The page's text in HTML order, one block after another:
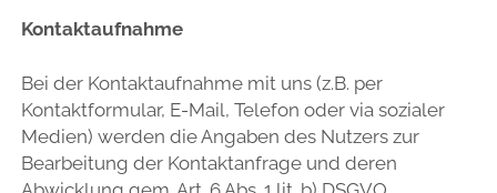
Kontaktaufnahme
Bei der Kontaktaufnahme mit uns (z.B. per
Kontaktformular, E-Mail, Telefon oder via sozialer
Medien) werden die Angaben des Nutzers zur
Bearbeitung der Kontaktanfrage und deren